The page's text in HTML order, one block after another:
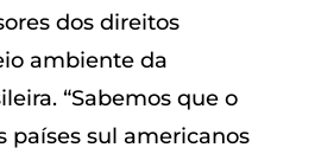
dos direitos
ambiente da
“Sabemos que o
países sul americanos